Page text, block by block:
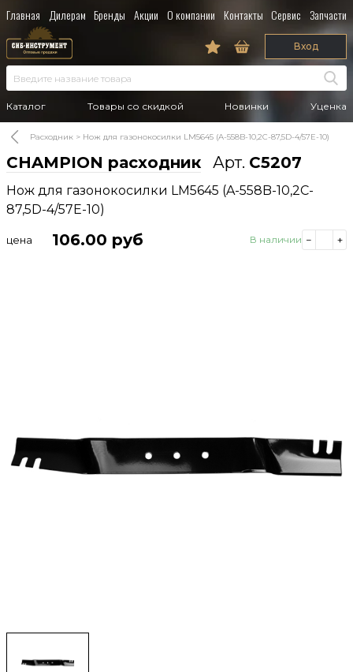
Главная Дилерам Бренды Акции О компании Контакты Сервис Запчасти
Каталог Товары со скидкой Новинки Уценка
Вход
Расходник Нож для газонокосилки LM5645 (A-558B-10,2C-87,5D-4/57E-10)
CHAMPION расходник Арт. C5207
Нож для газонокосилки LM5645 (A-558B-10,2C-
87,5D-4/57E-10)
цена 106.00 руб В наличии